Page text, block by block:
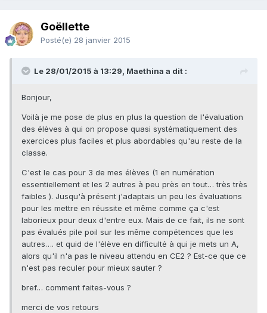
Goëllette
Posté(e) 28 janvier 2015
Le 28/01/2015 à 13:29, Maethina a dit :
Bonjour,
Voilà je me pose de plus en plus la question de l'évaluation
des élèves à qui on propose quasi systématiquement des
exercices plus faciles et plus abordables qu'au reste de la
classe.
C'est le cas pour 3 de mes élèves (1 en numération
essentiellement et les 2 autres à peu près en tout… très très
faibles ). Jusqu'à présent j'adaptais un peu les évaluations
pour les mettre en réussite et même comme ça c'est
laborieux pour deux d'entre eux. Mais de ce fait, ils ne sont
pas évalués pile poil sur les même compétences que les
autres…. et quid de l'élève en difficulté à qui je mets un A,
alors qu'il n'a pas le niveau attendu en CE2 ? Est-ce que ce
n'est pas reculer pour mieux sauter ?
bref… comment faites-vous ?
merci de vos retours